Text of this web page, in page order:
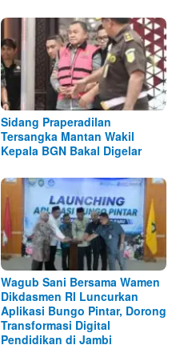
Sidang Praperadilan
Tersangka Mantan Wakil
Kepala BGN Bakal Digelar
Wagub Sani Bersama Wamen
Dikdasmen RI Luncurkan
Aplikasi Bungo Pintar, Dorong
Transformasi Digital
Pendidikan di Jambi